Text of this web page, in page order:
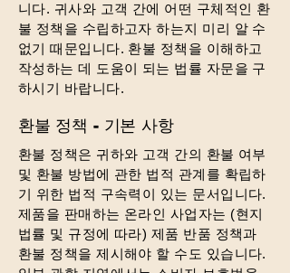
니다. 귀사와 고객 간에 어떤 구체적인 환
불 정책을 수립하고자 하는지 미리 알 수
없기 때문입니다. 환불 정책을 이해하고
작성하는 데 도움이 되는 법률 자문을 구
하시기 바랍니다.
환불 정책 - 기본 사항
환불 정책은 귀하와 고객 간의 환불 여부
및 환불 방법에 관한 법적 관계를 확립하
기 위한 법적 구속력이 있는 문서입니다.
제품을 판매하는 온라인 사업자는 (현지
법률 및 규정에 따라) 제품 반품 정책과
환불 정책을 제시해야 할 수도 있습니다.